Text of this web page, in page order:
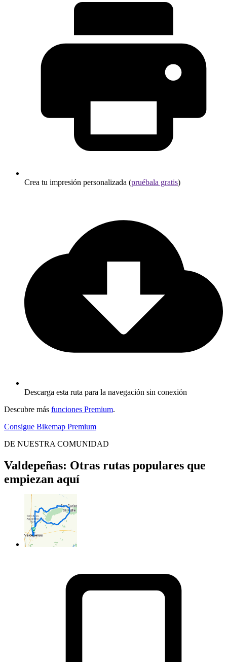
Crea tu impresión personalizada (pruébala gratis)
Descarga esta ruta para la navegación sin conexión
Descubre más funciones Premium.
Consigue Bikemap Premium
DE NUESTRA COMUNIDAD
Valdepeñas: Otras rutas populares que
empiezan aquí